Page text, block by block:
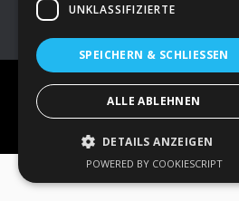
COPYRIGHT © 2026 ·
FRAMEWORK·
UNKLASSIFIZIERTE
SPEICHERN & SCHLIESSEN
ALLE ABLEHNEN
DETAILS ANZEIGEN
POWERED BY COOKIESCRIPT